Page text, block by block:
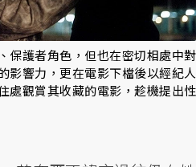
保護者角色，但也在密切相處中對
影響力，更在電影下檔後以經紀人
處觀賞其收藏的電影，趁機提出性